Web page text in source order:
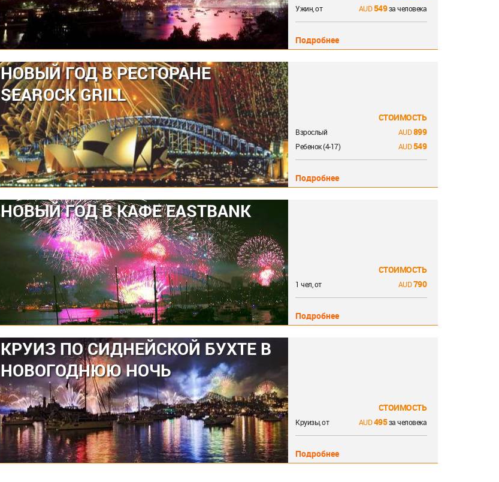
Ужин, от 549за человека
Подробнее
НОВЫЙ ГОД В РЕСТОРАНЕ
SEAROCK GRILL
СТОИМОСТЬ
Взрослый 899
Ребенок (4-17) 549
Подробнее
НОВЫЙ ГОД В КАФЕ EASTBANK
СТОИМОСТЬ
1 чел, от 790
Подробнее
КРУИЗ ПО СИДНЕЙСКОЙ БУХТЕ В
НОВОГОДНЮЮ НОЧЬ
СТОИМОСТЬ
Круизы, от 495за человека
Подробнее